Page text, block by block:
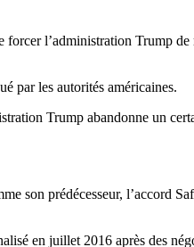
l’administration Trump de
par les autorités américaines.
Trump abandonne un
son prédécesseur, l’accord
en juillet 2016 après des